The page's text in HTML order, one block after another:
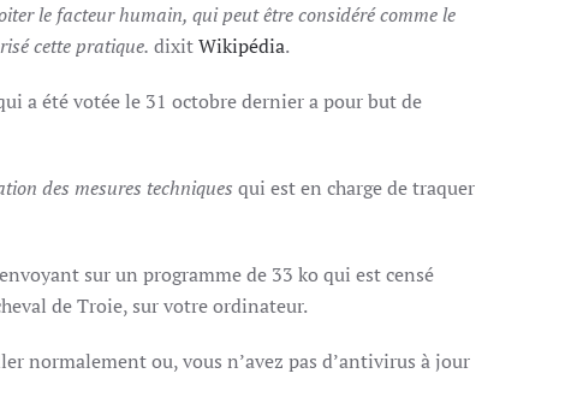
le facteur humain, qui peut être considéré comme le
cette pratique. dixitWikipédia.
a été votée le 31 octobre dernier a pour but de
des mesures techniques qui est en charge de traquer
sur un programme de 33 ko qui est censé
de Troie, sur votre ordinateur.
normalement ou, vous n’avez pas d’antivirus à jour